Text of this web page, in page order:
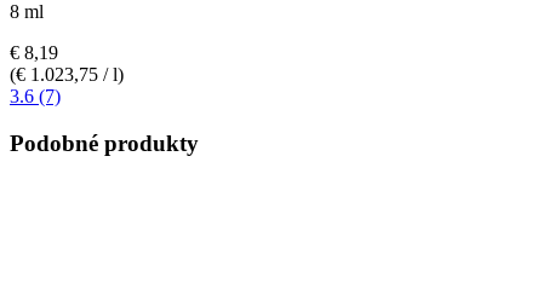
8 ml
€ 8,19
(€ 1.023,75 / l)
3.6 (7)
Podobné produkty